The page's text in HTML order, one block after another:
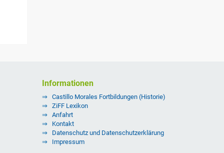
Informationen
Castillo Morales Fortbildungen (Historie)
ZiFF Lexikon
Anfahrt
Kontakt
Datenschutz und Datenschutzerklärung
Impressum